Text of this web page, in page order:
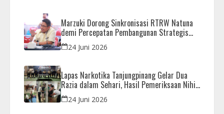
Marzuki Dorong Sinkronisasi RTRW Natuna
demi Percepatan Pembangunan Strategis
Daerah24 Juni 2026
Lapas Narkotika Tanjungpinang Gelar Dua
Razia dalam Sehari, Hasil Pemeriksaan Nihil
Barang Terlarang
24 Juni 2026